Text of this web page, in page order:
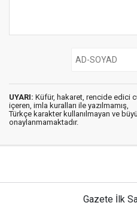
UYARI: Küfür, hakaret, rencide edici
içeren, imla kuralları ile yazılmamış,
Türkçe karakter kullanılmayan ve
onaylanmamaktadır.
Gazete İlk